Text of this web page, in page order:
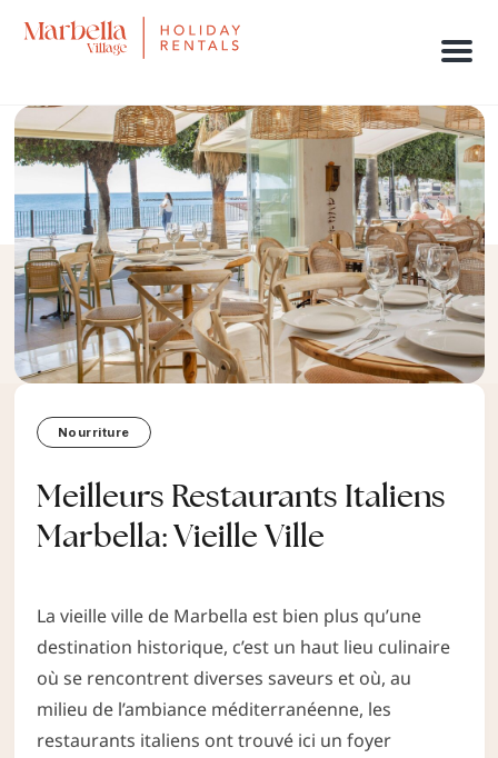
Menu
Nourriture
Meilleurs Restaurants Italiens
Marbella: Vieille Ville
La vieille ville de Marbella est bien plus qu’une
destination historique, c’est un haut lieu culinaire
où se rencontrent diverses saveurs et où, au
milieu de l’ambiance méditerranéenne, les
restaurants italiens ont trouvé ici un foyer